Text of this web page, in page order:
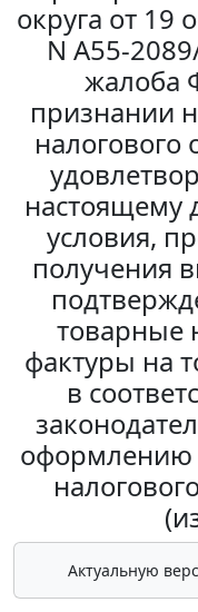
округа от 19
N А55-
жалоба
признании
налогового
настоящему
условия,
получения
товарные
фактуры на
в
оформлению
Актуальную